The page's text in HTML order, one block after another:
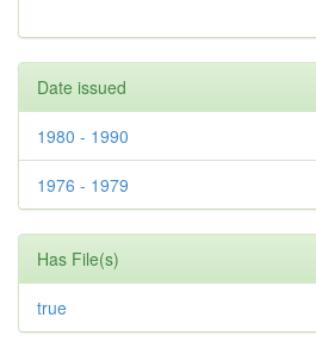
Date issued
1980 - 1990
1976 - 1979
Has File(s)
true